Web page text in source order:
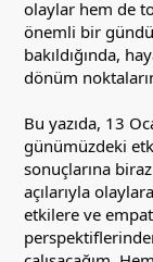
olaylar hem de
önemli bir
bakıldığında,
dönüm
Bu yazıda, 13
günümüzdeki
sonuçlarına
açılarıyla
etkilere ve